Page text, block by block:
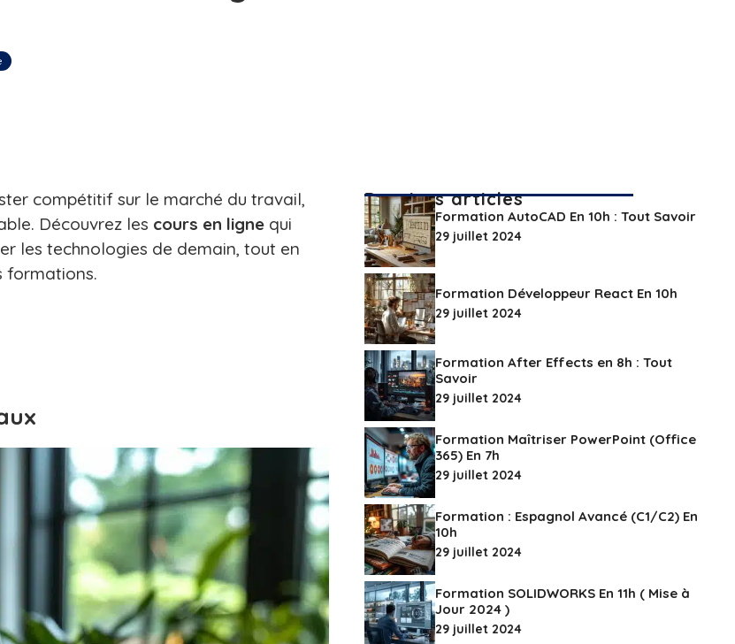
compétitif sur le marché du travail,
Découvrez les cours en ligne qui
les technologies de demain, tout en
formations.
Derniers articles
Formation AutoCAD En 10h : Tout Savoir
29 juillet 2024
Formation Développeur React En 10h
29 juillet 2024
Formation After Effects en 8h : Tout
Savoir
29 juillet 2024
Formation Maîtriser PowerPoint (Office
365) En 7h
29 juillet 2024
Formation : Espagnol Avancé (C1/C2) En
10h
29 juillet 2024
Formation SOLIDWORKS En 11h ( Mise à
Jour 2024 )
29 juillet 2024